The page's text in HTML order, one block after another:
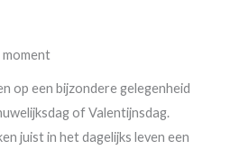
moment
op een bijzondere gelegenheid
of Valentijnsdag.
juist in het dagelijks leven een